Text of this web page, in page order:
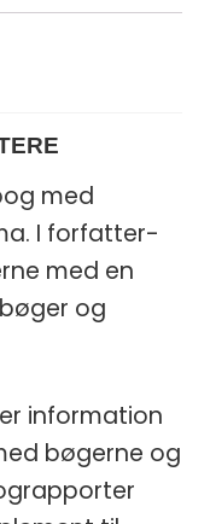
med
I forfatter-
med en
og
information
bøgerne og